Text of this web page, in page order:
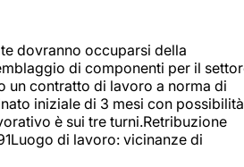
dovranno occuparsi della
di componenti per il
un contratto di lavoro a norma di
iniziale di 3 mesi con possibilità
è sui tre turni.Retribuzione
di lavoro: vicinanze di